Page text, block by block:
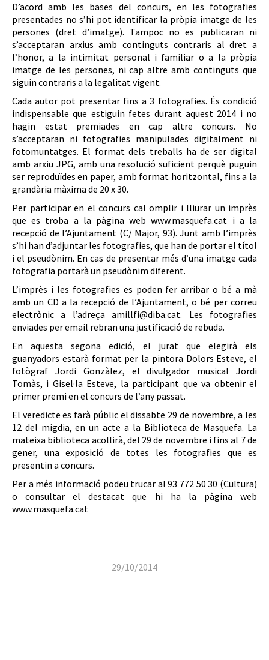
D’acord amb les bases del concurs, en les fotografies
presentades no s’hi pot identificar la pròpia imatge de les
persones (dret d’imatge). Tampoc no es publicaran ni
s’acceptaran arxius amb continguts contraris al dret a
l’honor, a la intimitat personal i familiar o a la pròpia
imatge de les persones, ni cap altre amb continguts que
siguin contraris a la legalitat vigent.
Cada autor pot presentar fins a 3 fotografies. És condició
indispensable que estiguin fetes durant aquest 2014 i no
hagin estat premiades en cap altre concurs. No
s’acceptaran ni fotografies manipulades digitalment ni
fotomuntatges. El format dels treballs ha de ser digital
amb arxiu JPG, amb una resolució suficient perquè puguin
ser reproduïdes en paper, amb format horitzontal, fins a la
grandària màxima de 20 x 30.
Per participar en el concurs cal omplir i lliurar un imprès
que es troba a la pàgina web www.masquefa.cat i a la
recepció de l’Ajuntament (C/ Major, 93). Junt amb l’imprès
s’hi han d’adjuntar les fotografies, que han de portar el títol
i el pseudònim. En cas de presentar més d’una imatge cada
fotografia portarà un pseudònim diferent.
L’imprès i les fotografies es poden fer arribar o bé a mà
amb un CD a la recepció de l’Ajuntament, o bé per correu
electrònic a l’adreça amillfi@diba.cat. Les fotografies
enviades per email rebran una justificació de rebuda.
En aquesta segona edició, el jurat que elegirà els
guanyadors estarà format per la pintora Dolors Esteve, el
fotògraf Jordi Gonzàlez, el divulgador musical Jordi
Tomàs, i Gisel·la Esteve, la participant que va obtenir el
primer premi en el concurs de l’any passat.
El veredicte es farà públic el dissabte 29 de novembre, a les
12 del migdia, en un acte a la Biblioteca de Masquefa. La
mateixa biblioteca acollirà, del 29 de novembre i fins al 7 de
gener, una exposició de totes les fotografies que es
presentin a concurs.
Per a més informació podeu trucar al 93 772 50 30 (Cultura)
o consultar el destacat que hi ha la pàgina web
www.masquefa.cat
29/10/2014